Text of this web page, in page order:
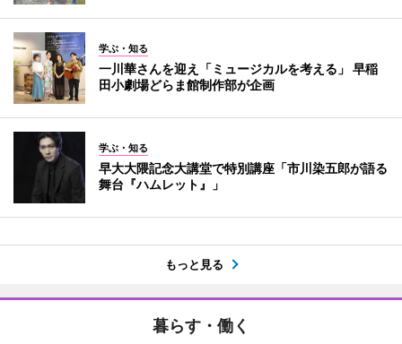
学ぶ・知る
一川華さんを迎え「ミュージカルを考える」 早稲
田小劇場どらま館制作部が企画
学ぶ・知る
早大大隈記念大講堂で特別講座「市川染五郎が語る
舞台『ハムレット』」
もっと見る
暮らす・働く